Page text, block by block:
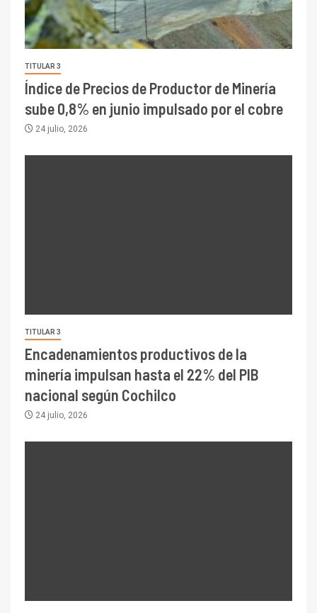
TITULAR 3
Índice de Precios de Productor de Minería
sube 0,8% en junio impulsado por el cobre
24 julio, 2026
TITULAR 3
Encadenamientos productivos de la
minería impulsan hasta el 22% del PIB
nacional según Cochilco
24 julio, 2026